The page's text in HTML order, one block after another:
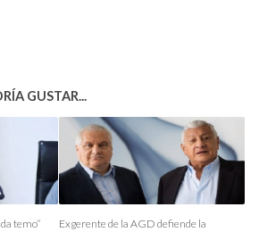
GUSTAR...
temo”
Exgerente de la AGD defiende la